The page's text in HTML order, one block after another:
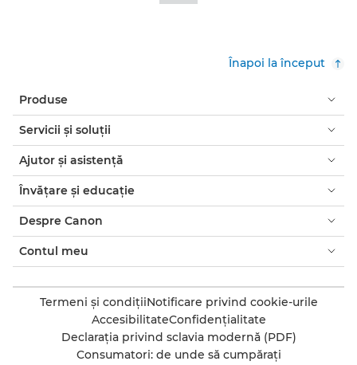
Înapoi la început
Produse
Servicii şi soluţii
Ajutor şi asistenţă
Învăţare şi educaţie
Despre Canon
Contul meu
Termeni şi condiţiiNotificare privind cookie-urile
AccesibilitateConfidenţialitate
Declaraţia privind sclavia modernă (PDF)
Consumatori: de unde să cumpăraţi